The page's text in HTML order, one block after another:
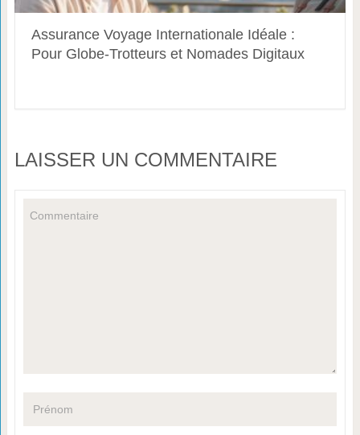
Assurance Voyage Internationale Idéale :
Pour Globe-Trotteurs et Nomades Digitaux
LAISSER UN COMMENTAIRE